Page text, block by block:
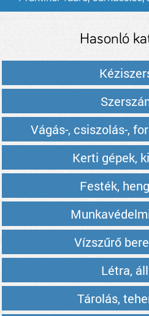
Hasonló
Vágás-, csiszolás-,
Kerti gépek,
Festék,
Vízszűrő
Létra,
Tárolás,